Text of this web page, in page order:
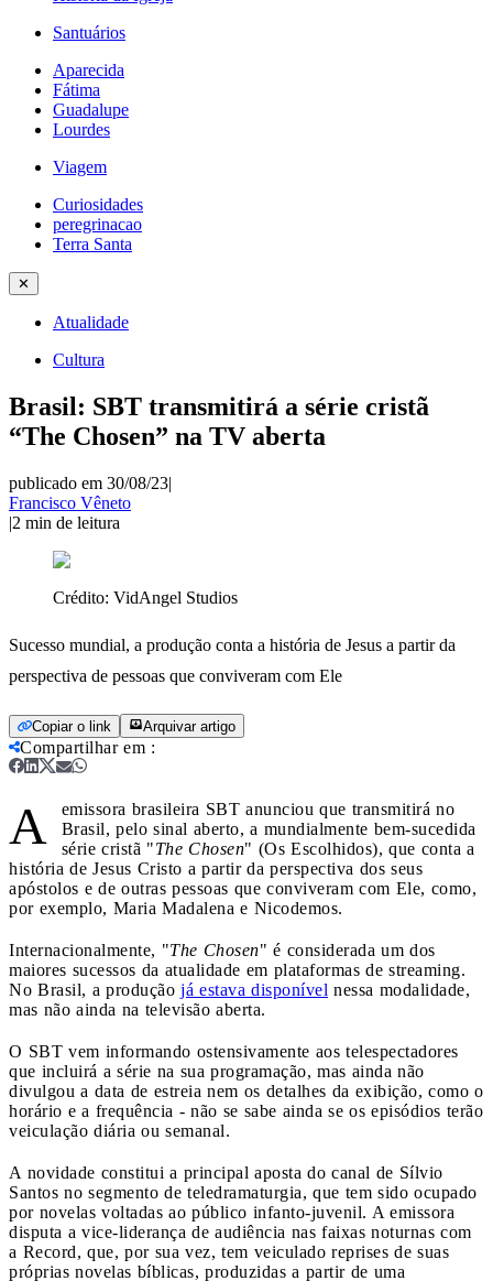
Santuários
Aparecida
Fátima
Guadalupe
Lourdes
Viagem
Curiosidades
peregrinacao
Terra Santa
✕
Atualidade
Cultura
Brasil: SBT transmitirá a série cristã
“The Chosen” na TV aberta
publicado em 30/08/23|
Francisco Vêneto
|2 min de leitura
Crédito: VidAngel Studios
Sucesso mundial, a produção conta a história de Jesus a partir da
perspectiva de pessoas que conviveram com Ele
Copiar o link Arquivar artigo
Compartilhar em :
A
emissora brasileira SBT anunciou que transmitirá no
Brasil, pelo sinal aberto, a mundialmente bem-sucedida
série cristã "The Chosen" (Os Escolhidos), que conta a
história de Jesus Cristo a partir da perspectiva dos seus
apóstolos e de outras pessoas que conviveram com Ele, como,
por exemplo, Maria Madalena e Nicodemos.
Internacionalmente, "The Chosen" é considerada um dos
maiores sucessos da atualidade em plataformas de streaming.
No Brasil, a produção já estava disponível nessa modalidade,
mas não ainda na televisão aberta.
O SBT vem informando ostensivamente aos telespectadores
que incluirá a série na sua programação, mas ainda não
divulgou a data de estreia nem os detalhes da exibição, como o
horário e a frequência - não se sabe ainda se os episódios terão
veiculação diária ou semanal.
A novidade constitui a principal aposta do canal de Sílvio
Santos no segmento de teledramaturgia, que tem sido ocupado
por novelas voltadas ao público infanto-juvenil. A emissora
disputa a vice-liderança de audiência nas faixas noturnas com
a Record, que, por sua vez, tem veiculado reprises de suas
próprias novelas bíblicas, produzidas a partir de uma